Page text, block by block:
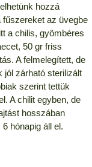
hozzá
az üvegbe
a chilis, gyömbéres
50 gr friss
A felmelegített, de
jól zárható sterilizált
szerint tettük
A chilit egyben, de
hosszában
hónapig áll el.